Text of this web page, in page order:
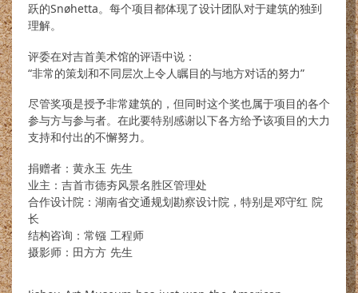
跃的Snøhetta。每个项目都体现了设计团队对于建筑的独到
理解。
评委在对吉首美术馆的评语中说：
“非常的策划和不同层次上令人瞩目的与地方对话的努力”
尽管奖项是授予非常建筑的，但同时这个奖也属于项目的各个
参与方与参与者。在此要特别感谢以下各方给予该项目的大力
支持和付出的不懈努力。
捐赠者：黄永玉 先生
业主：吉首市德夯风景名胜区管理处
合作设计院：湖南省交通规划勘察设计院，特别是邓守红 院
长
结构咨询：常镪 工程师
摄影师：田方方 先生